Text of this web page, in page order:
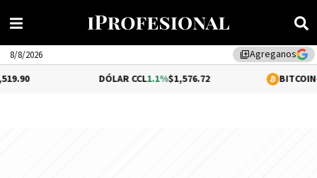
library_addAgreganos
8/8/2026
1.1%$1,576.72 -0.18%